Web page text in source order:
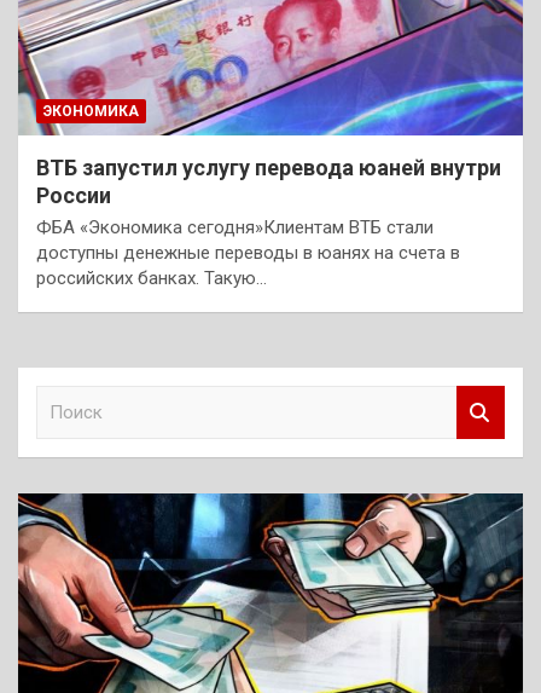
ЭКОНОМИКА
ВТБ запустил услугу перевода юаней внутри
России
ФБА «Экономика сегодня»Клиентам ВТБ стали
доступны денежные переводы в юанях на счета в
российских банках. Такую…
к